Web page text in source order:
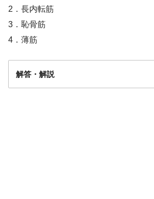
2．長内転筋
3．恥骨筋
4．薄筋
解答・解説